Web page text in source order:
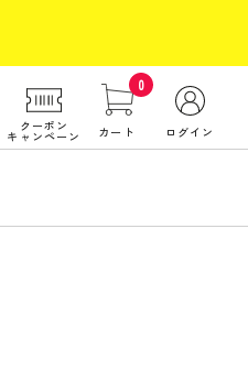
クーポン
キャンペーン
0
カート ログイン